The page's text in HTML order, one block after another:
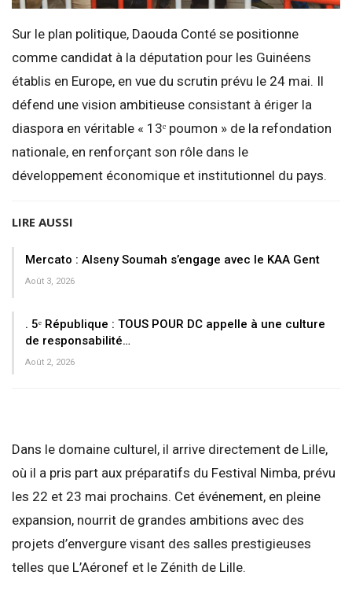
Sur le plan politique, Daouda Conté se positionne
comme candidat à la députation pour les Guinéens
établis en Europe, en vue du scrutin prévu le 24 mai. Il
défend une vision ambitieuse consistant à ériger la
diaspora en véritable « 13ᵉ poumon » de la refondation
nationale, en renforçant son rôle dans le
développement économique et institutionnel du pays.
LIRE AUSSI
Mercato : Alseny Soumah s’engage avec le KAA Gent
Août 3, 2026
. 5ᵉ République : TOUS POUR DC appelle à une culture
de responsabilité…
Août 2, 2026
Dans le domaine culturel, il arrive directement de Lille,
où il a pris part aux préparatifs du Festival Nimba, prévu
les 22 et 23 mai prochains. Cet événement, en pleine
expansion, nourrit de grandes ambitions avec des
projets d’envergure visant des salles prestigieuses
telles que L’Aéronef et le Zénith de Lille.